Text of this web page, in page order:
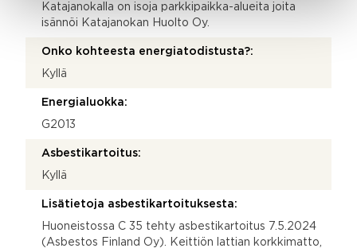
Katajanokalla on isoja parkkipaikka-alueita joita
isännöi Katajanokan Huolto Oy.
Onko kohteesta energiatodistusta?:
Kyllä
Energialuokka:
G2013
Asbestikartoitus:
Kyllä
Lisätietoja asbestikartoituksesta:
Huoneistossa C 35 tehty asbestikartoitus 7.5.2024
(Asbestos Finland Oy). Keittiön lattian korkkimatto,